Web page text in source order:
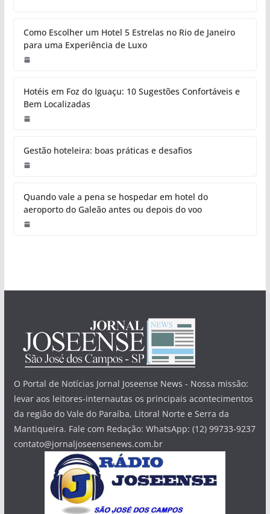
Como Escolher um Hotel 5 Estrelas no Rio de Janeiro
para uma Experiência de Luxo
Hotéis em Foz do Iguaçu: 10 Sugestões Confortáveis e
Bem Localizadas
Gestão hoteleira: boas práticas e desafios
Quando vale a pena se hospedar em hotel do
aeroporto do Galeão antes ou depois do voo
O Portal de Notícias Jornal Joseense News - Nossa missão:
levar aos leitores-internautas os principais acontecimentos
da região do Vale do Paraíba, Litoral Norte e Serra da
Mantiqueira. Fale com Redação: WhatsApp: (12) 99733-9237
contato@jornaljoseensenews.com.br